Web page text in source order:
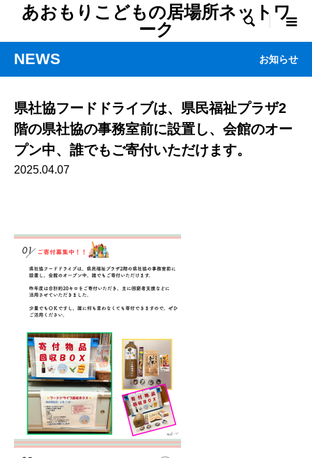
あおもりこどもの居場所ネットワ
ーク

NEWS お知らせ
県社協フードドライブは、県民福祉プラザ2
階の県社協の事務室前に設置し、会館のオー
プン中、誰でもご寄付いただけます。
2025.04.07